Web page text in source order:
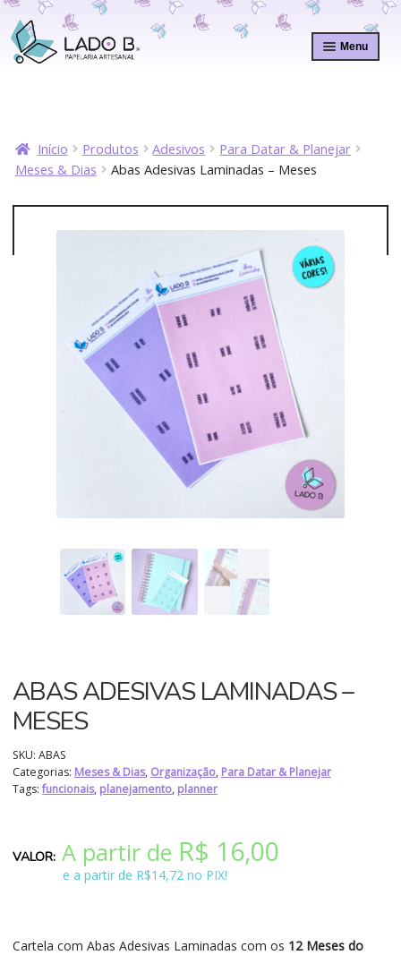
Pular
para
navegação
Pular
para
o
Menu
Início Produtos Adesivos
Para Datar & Planejar
Meses & Dias
Abas Adesivas Laminadas – Meses
ABAS ADESIVAS LAMINADAS –
MESES
Cartela com Abas Adesivas Laminadas com os 12 Meses do
SKU: ABAS
Categorias: Meses & Dias, Organização, Para Datar & Planejar
Tags:funcionais, planejamento, planner
A partir de R$ 16,00
e a partir de R$14,72 no PIX!